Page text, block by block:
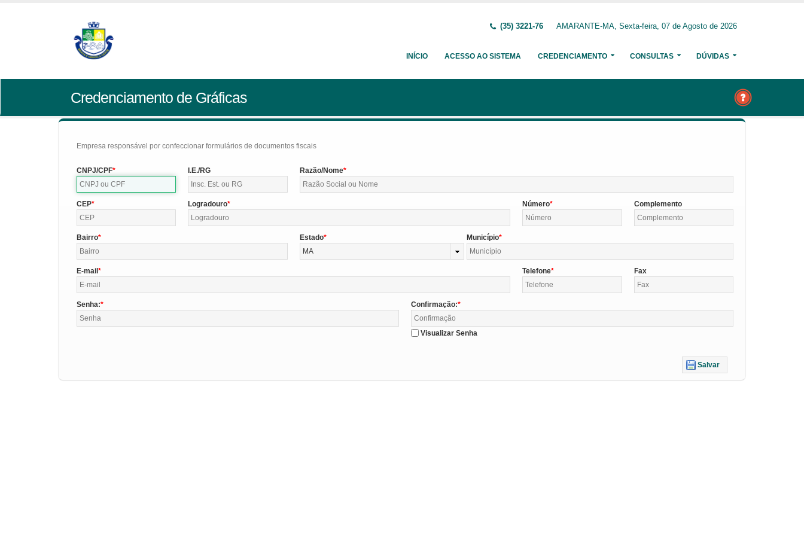
(35) 3221-76 AMARANTE-MA, Sexta-feira, 07 de Agosto de 2026
INÍCIO ACESSO AO SISTEMA CREDENCIAMENTO CONSULTAS DÚVIDAS
Credenciamento de Gráficas
Empresa responsável por confeccionar formulários de documentos fiscais
CNPJ/CPF I.E./RG Razão/Nome
CEP Logradouro Número Complemento
Bairro
Estado
MA
Município
E-mail Telefone Fax
Senha: Confirmação:
Visualizar Senha
Salvar